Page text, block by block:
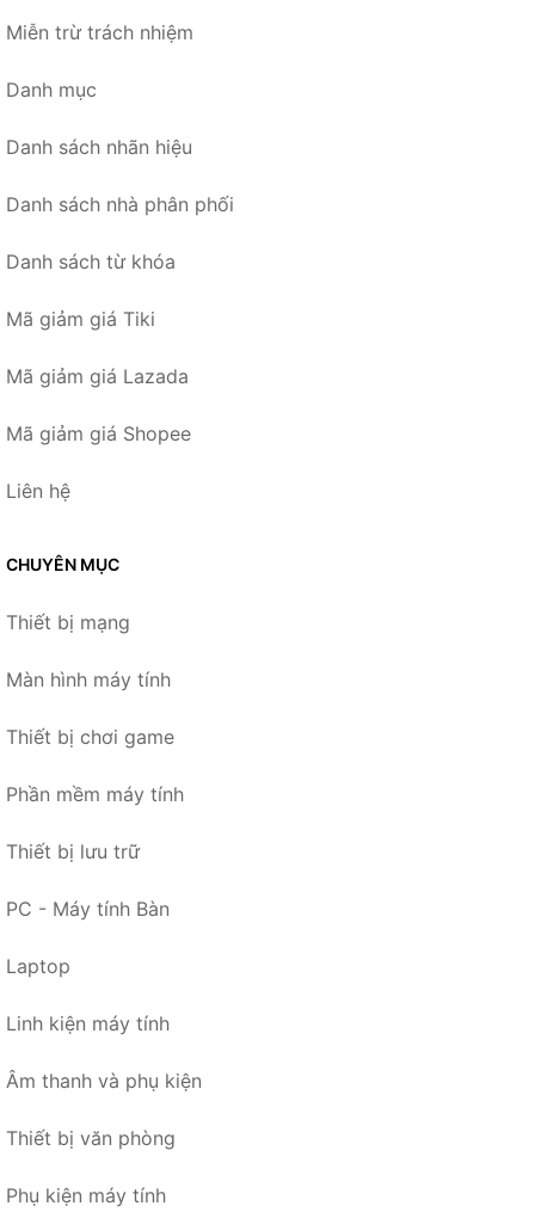
Miễn trừ trách nhiệm
Danh mục
Danh sách nhãn hiệu
Danh sách nhà phân phối
Danh sách từ khóa
Mã giảm giá Tiki
Mã giảm giá Lazada
Mã giảm giá Shopee
Liên hệ
CHUYÊN MỤC
Thiết bị mạng
Màn hình máy tính
Thiết bị chơi game
Phần mềm máy tính
Thiết bị lưu trữ
PC - Máy tính Bàn
Laptop
Linh kiện máy tính
Âm thanh và phụ kiện
Thiết bị văn phòng
Phụ kiện máy tính